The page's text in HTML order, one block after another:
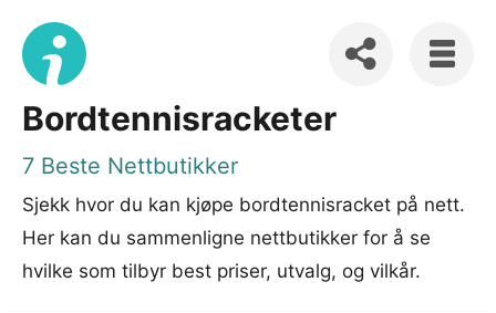
Bordtennisracketer
7 Beste Nettbutikker
Sjekk hvor du kan kjøpe bordtennisracket på nett.
Her kan du sammenligne nettbutikker for å se
hvilke som tilbyr best priser, utvalg, og vilkår.